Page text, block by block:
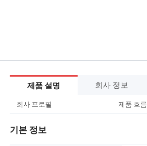
제품 설명 회사 정보
회사 프로필 제품 흐름
기본 정보